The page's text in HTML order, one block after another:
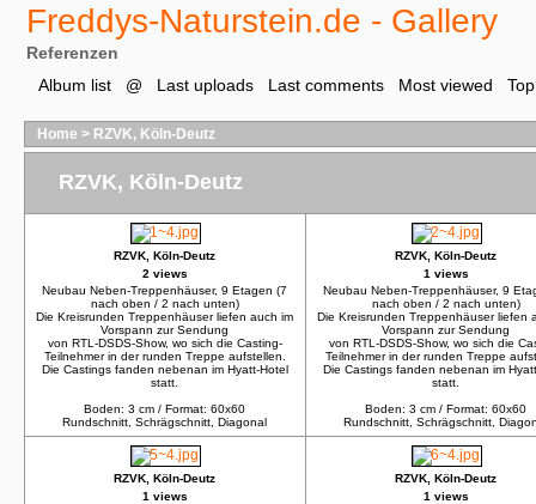
Freddys-Naturstein.de - Gallery
Referenzen
Album list
@ Last uploads Last comments Most viewed
Home > RZVK, Köln-Deutz
RZVK, Köln-Deutz
RZVK, Köln-Deutz
2 views
Neubau Neben-Treppenhäuser, 9 Etagen (7
nach oben / 2 nach unten)
Die Kreisrunden Treppenhäuser liefen auch im
Vorspann zur Sendung
von RTL-DSDS-Show, wo sich die Casting-
Teilnehmer in der runden Treppe aufstellen.
Die Castings fanden nebenan im Hyatt-Hotel
statt.
Boden: 3 cm / Format: 60x60
Rundschnitt, Schrägschnitt, Diagonal
RZVK, Köln-Deutz
1 views
Neubau Neben-Treppenhäuser, 9
nach oben / 2 nach unten)
Die Kreisrunden Treppenhäuser liefen
Vorspann zur Sendung
von RTL-DSDS-Show, wo sich die
Teilnehmer in der runden Treppe
Die Castings fanden nebenan im
statt.
Boden: 3 cm / Format: 60x60
Rundschnitt, Schrägschnitt,
RZVK, Köln-Deutz
1 views
RZVK, Köln-Deutz
1 views